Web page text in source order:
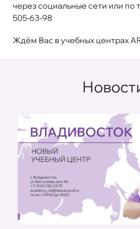
через социальные сети или по
505-63-98
Ждём Вас в учебных центрах